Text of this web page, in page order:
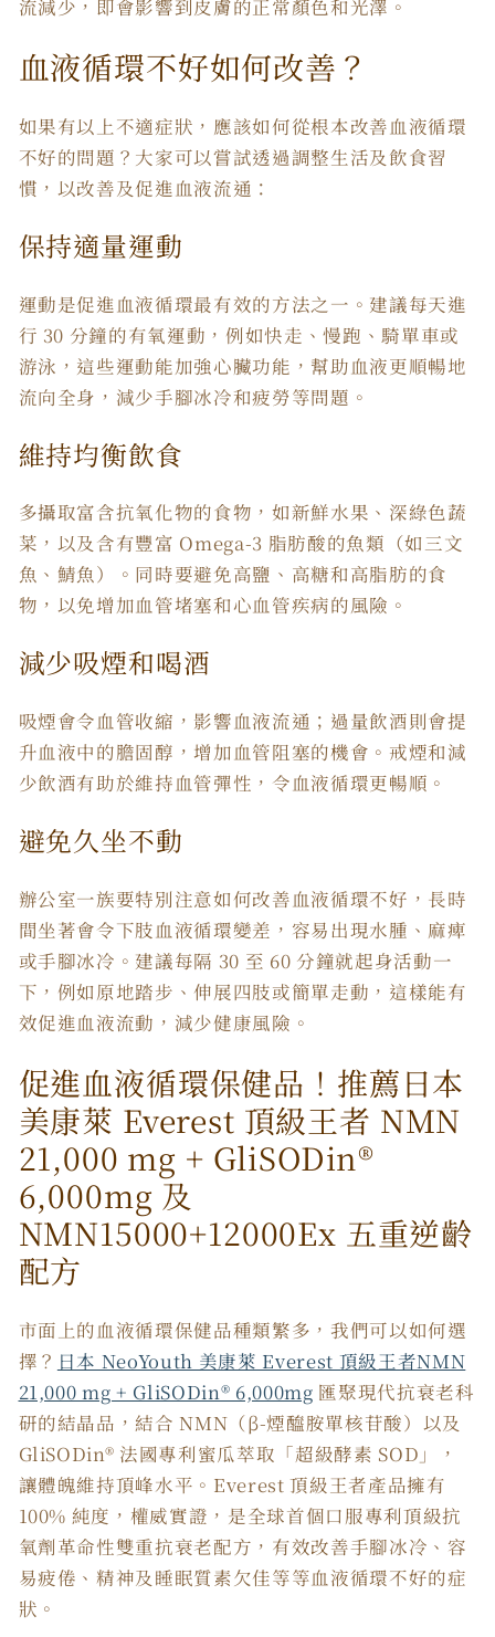
流減少，即會影響到皮膚的正常顏色和光澤。
血液循環不好如何改善？
如果有以上不適症狀，應該如何從根本改善血液循環
不好的問題？大家可以嘗試透過調整生活及飲食習
慣，以改善及促進血液流通：
保持適量運動
運動是促進血液循環最有效的方法之一。建議每天進
行 30 分鐘的有氧運動，例如快走、慢跑、騎單車或
游泳，這些運動能加強心臟功能，幫助血液更順暢地
流向全身，減少手腳冰冷和疲勞等問題。
維持均衡飲食
多攝取富含抗氧化物的食物，如新鮮水果、深綠色蔬
菜，以及含有豐富 Omega-3 脂肪酸的魚類（如三文
魚、鯖魚）。同時要避免高鹽、高糖和高脂肪的食
物，以免增加血管堵塞和心血管疾病的風險。
減少吸煙和喝酒
吸煙會令血管收縮，影響血液流通；過量飲酒則會提
升血液中的膽固醇，增加血管阻塞的機會。戒煙和減
少飲酒有助於維持血管彈性，令血液循環更暢順。
避免久坐不動
辦公室一族要特別注意如何改善血液循環不好，長時
間坐著會令下肢血液循環變差，容易出現水腫、麻痺
或手腳冰冷。建議每隔 30 至 60 分鐘就起身活動一
下，例如原地踏步、伸展四肢或簡單走動，這樣能有
效促進血液流動，減少健康風險。
促進血液循環保健品！推薦日本
美康萊 Everest 頂級王者 NMN
21,000 mg + GliSODin®️
6,000mg 及
NMN15000+12000Ex 五重逆齡
配方
市面上的血液循環保健品種類繁多，我們可以如何選
擇？ 日本 NeoYouth 美康萊 Everest 頂級王者NMN
21,000 mg + GliSODin®️ 6,000mg 匯聚現代抗衰老科
研的結晶品，結合 NMN（β-煙醯胺單核苷酸）以及
GliSODin® 法國專利蜜瓜萃取「超級酵素 SOD」，
讓體魄維持頂峰水平。Everest 頂級王者產品擁有
100% 純度，權威實證，是全球首個口服專利頂級抗
氧劑革命性雙重抗衰老配方，有效改善手腳冰冷、容
易疲倦、精神及睡眠質素欠佳等等血液循環不好的症
狀。